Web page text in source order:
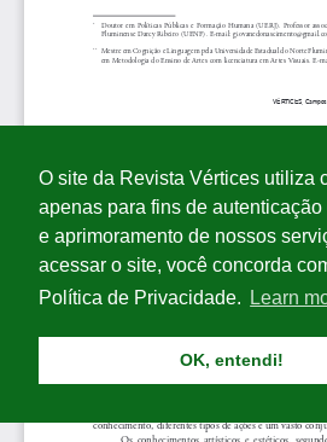
O site da Revista Vértices utiliza
apenas para fins de
e aprimoramento de nossos
acessar o site, você concorda
Política de Privacidade.
Learn
OK, entendi!